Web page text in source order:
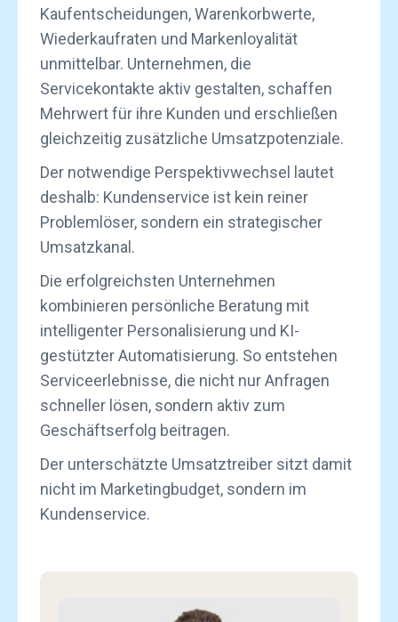
Kaufentscheidungen, Warenkorbwerte,
Wiederkaufraten und Markenloyalität
unmittelbar. Unternehmen, die
Servicekontakte aktiv gestalten, schaffen
Mehrwert für ihre Kunden und erschließen
gleichzeitig zusätzliche Umsatzpotenziale.
Der notwendige Perspektivwechsel lautet
deshalb: Kundenservice ist kein reiner
Problemlöser, sondern ein strategischer
Umsatzkanal.
Die erfolgreichsten Unternehmen
kombinieren persönliche Beratung mit
intelligenter Personalisierung und KI-
gestützter Automatisierung. So entstehen
Serviceerlebnisse, die nicht nur Anfragen
schneller lösen, sondern aktiv zum
Geschäftserfolg beitragen.
Der unterschätzte Umsatztreiber sitzt damit
nicht im Marketingbudget, sondern im
Kundenservice.